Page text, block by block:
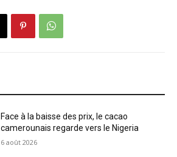
Face à la baisse des prix, le cacao
camerounais regarde vers le Nigeria
6 août 2026